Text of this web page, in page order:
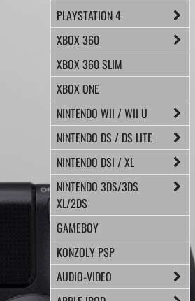
PLAYSTATION 4
XBOX 360
XBOX 360 SLIM
XBOX ONE
NINTENDO WII / WII U
NINTENDO DS / DS LITE
NINTENDO DSI / XL
NINTENDO 3DS/3DS
XL/2DS
GAMEBOY
KONZOLY PSP
AUDIO-VIDEO